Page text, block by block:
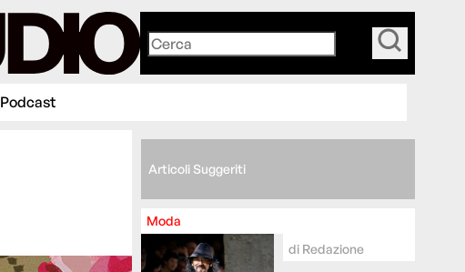
Podcast
Articoli Suggeriti
Moda
di Redazione